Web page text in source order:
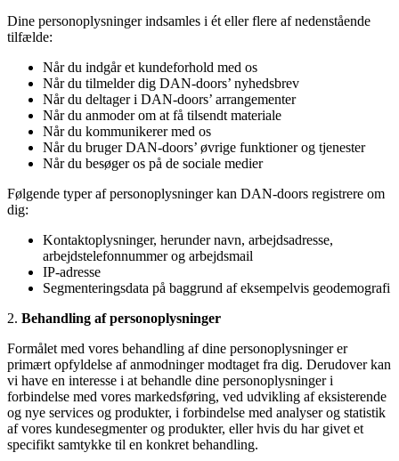
Dine personoplysninger indsamles i ét eller flere af nedenstående
tilfælde:
Når du indgår et kundeforhold med os
Når du tilmelder dig DAN-doors’ nyhedsbrev
Når du deltager i DAN-doors’ arrangementer
Når du anmoder om at få tilsendt materiale
Når du kommunikerer med os
Når du bruger DAN-doors’ øvrige funktioner og tjenester
Når du besøger os på de sociale medier
Følgende typer af personoplysninger kan DAN-doors registrere om
dig:
Kontaktoplysninger, herunder navn, arbejdsadresse,
arbejdstelefonnummer og arbejdsmail
IP-adresse
Segmenteringsdata på baggrund af eksempelvis geodemografi
2. Behandling af personoplysninger
Formålet med vores behandling af dine personoplysninger er
primært opfyldelse af anmodninger modtaget fra dig. Derudover kan
vi have en interesse i at behandle dine personoplysninger i
forbindelse med vores markedsføring, ved udvikling af eksisterende
og nye services og produkter, i forbindelse med analyser og statistik
af vores kundesegmenter og produkter, eller hvis du har givet et
specifikt samtykke til en konkret behandling.